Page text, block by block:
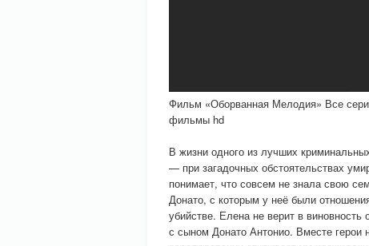
Фильм «Оборванная Мелодия» Все
фильмы hd
В жизни одного из лучших
— при загадочных обстоятельствах
понимает, что совсем не знала свою
Донато, с которым у неё были
убийстве. Елена не верит в
с сыном Донато Антонио. Вместе